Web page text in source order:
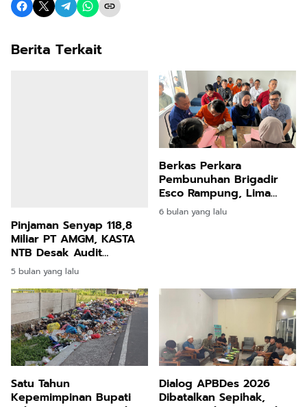
Berita Terkait
Pinjaman Senyap 118,8
Miliar PT AMGM, KASTA
NTB Desak Audit
Independen
5 bulan yang lalu
Berkas Perkara
Pembunuhan Brigadir
Esco Rampung, Lima
Tersangka Resmi
Diserahkan ke Kejari
6 bulan yang lalu
Satu Tahun
Kepemimpinan Bupati
Dialog APBDes 2026
Dibatalkan Sepihak,